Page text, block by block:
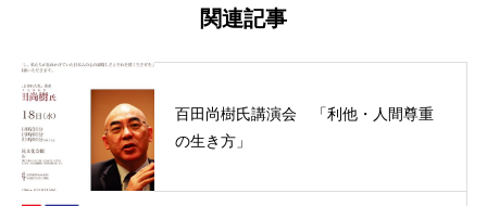
関連記事
百田尚樹氏講演会 「利他・人間尊重
の生き方」